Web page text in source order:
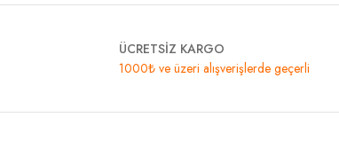
ÜCRETSİZ KARGO
1000₺ ve üzeri alışverişlerde geçerli